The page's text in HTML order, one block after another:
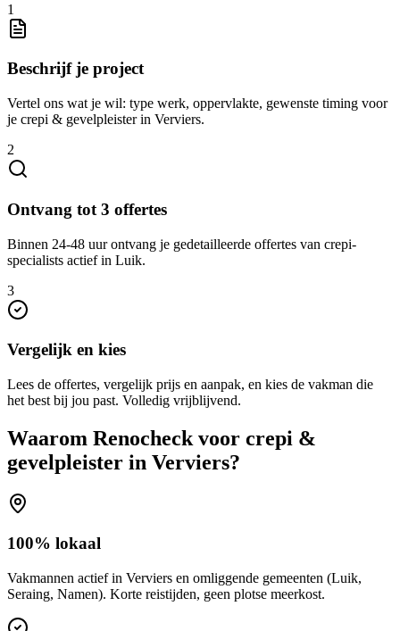
1
Beschrijf je project
Vertel ons wat je wil: type werk, oppervlakte, gewenste timing voor
je crepi & gevelpleister in Verviers.
2
Ontvang tot 3 offertes
Binnen 24-48 uur ontvang je gedetailleerde offertes van crepi-
specialists actief in Luik.
3
Vergelijk en kies
Lees de offertes, vergelijk prijs en aanpak, en kies de vakman die
het best bij jou past. Volledig vrijblijvend.
Waarom Renocheck voor crepi &
gevelpleister in Verviers?
100% lokaal
Vakmannen actief in Verviers en omliggende gemeenten (Luik,
Seraing, Namen). Korte reistijden, geen plotse meerkost.